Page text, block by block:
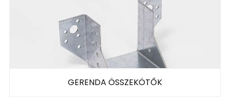
GERENDA ÖSSZEKÖTŐK